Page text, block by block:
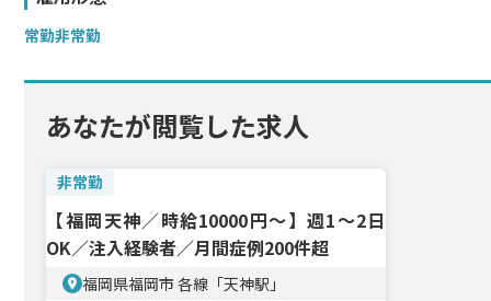
常勤非常勤
あなたが閲覧した求人
非常勤
【福岡天神／時給10000円〜】週1〜2日
OK／注入経験者／月間症例200件超
福岡県福岡市 各線「天神駅」